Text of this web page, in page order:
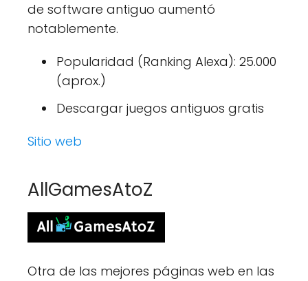
de software antiguo aumentó
notablemente.
Popularidad (Ranking Alexa): 25.000
(aprox.)
Descargar juegos antiguos gratis
Sitio web
AllGamesAtoZ
Otra de las mejores páginas web en las